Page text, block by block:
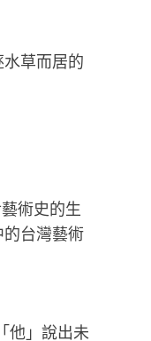
草而居的
術史的生
台灣藝術
他」說出未